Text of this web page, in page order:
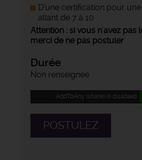
D’une certification pour
allant de 7 à 10
Attention : si vous n'avez pas
merci de ne pas postuler
Durée
Non renseignée
AddToAny (share) is disabled.
POSTULEZ